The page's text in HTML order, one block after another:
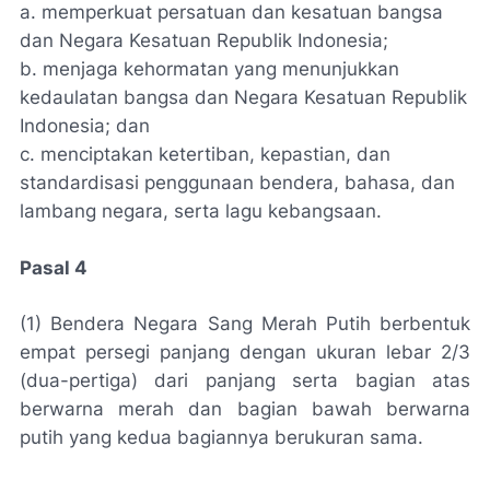
a. memperkuat persatuan dan kesatuan bangsa
dan Negara Kesatuan Republik Indonesia;
b. menjaga kehormatan yang menunjukkan
kedaulatan bangsa dan Negara Kesatuan Republik
Indonesia; dan
c. menciptakan ketertiban, kepastian, dan
standardisasi penggunaan bendera, bahasa, dan
lambang negara, serta lagu kebangsaan.
Pasal 4
(1) Bendera Negara Sang Merah Putih berbentuk
empat persegi panjang dengan ukuran lebar 2/3
(dua-pertiga) dari panjang serta bagian atas
berwarna merah dan bagian bawah berwarna
putih yang kedua bagiannya berukuran sama.